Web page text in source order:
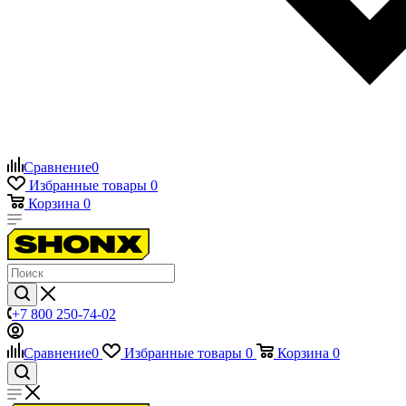
Сравнение0
Избранные товары 0
Корзина 0
+7 800 250-74-02
Сравнение0 Избранные товары 0 Корзина 0